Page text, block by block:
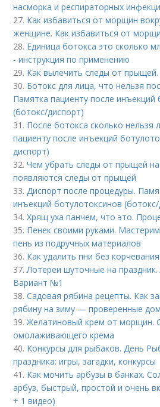
насморка и респираторных
27. Как избавиться от морщин
женщине. Как избавиться от
28. Единица ботокса это сколько
- инструкция по применению
29. Как вылечить следы от прыщей.
30. Ботокс для лица, что нельзя
Памятка пациенту после инъекций
(ботокс/диспорт)
31. После ботокса сколько нельзя
пациенту после инъекций
диспорт)
32.Чем убрать следы от прыщей
появляются следы от прыщей
33.Диспорт после процедуры.
инъекций ботулотоксинов
34.Хрящ уха панчем, что это.
35. Пенек своими руками.
пень из подручных материалов
36. Как удалить пни без
37.Лотереи шуточные на праздник.
Вариант №1
38.Садовая рябина рецепты. Как
рябину на зиму — проверенные
39.Желатиновый крем от морщин.
омолаживающего крема
40. Конкурсы для рыбаков. День
праздника: игры, загадки, конкурсы
41. Как мочить арбузы в банках.
арбуз, быстрый, простой и очень
+ 1 видео)